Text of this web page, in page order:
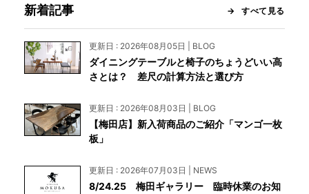
新着記事 すべて見る
更新日 : 2026年08月05日 | BLOG
ダイニングテーブルと椅子のちょうどいい高
さとは？ 差尺の計算方法と選び方
更新日 : 2026年08月03日 | BLOG
【梅田店】新入荷商品のご紹介「マンゴ一枚
板」
更新日 : 2026年07月03日 | NEWS
8/24.25 梅田ギャラリー 臨時休業のお知